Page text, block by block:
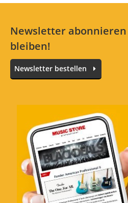
Newsletter
bleiben!
Newsletter bestellen